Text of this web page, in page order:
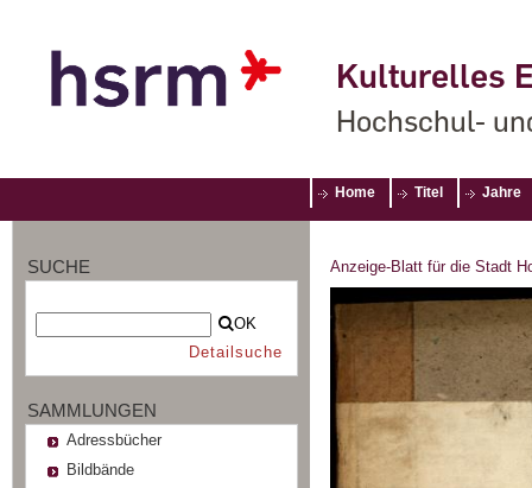
Kulturelles
Hochschul-
Home Titel Jahre
SUCHE
OK
Detailsuche
SAMMLUNGEN
Adressbücher
Bildbände
Anzeige-Blatt für die Stadt